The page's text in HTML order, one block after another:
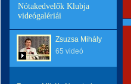
Nótakedvelők Klubja
videógalériái
Zsuzsa Mihály
65 videó